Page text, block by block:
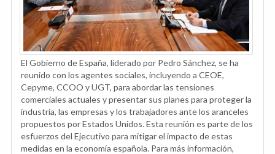
El Gobierno de España, liderado por Pedro Sánchez, se ha
reunido con los agentes sociales, incluyendo a CEOE,
Cepyme, CCOO y UGT, para abordar las tensiones
comerciales actuales y presentar sus planes para proteger la
industria, las empresas y los trabajadores ante los aranceles
propuestos por Estados Unidos. Esta reunión es parte de los
esfuerzos del Ejecutivo para mitigar el impacto de estas
medidas en la economía española. Para más información,